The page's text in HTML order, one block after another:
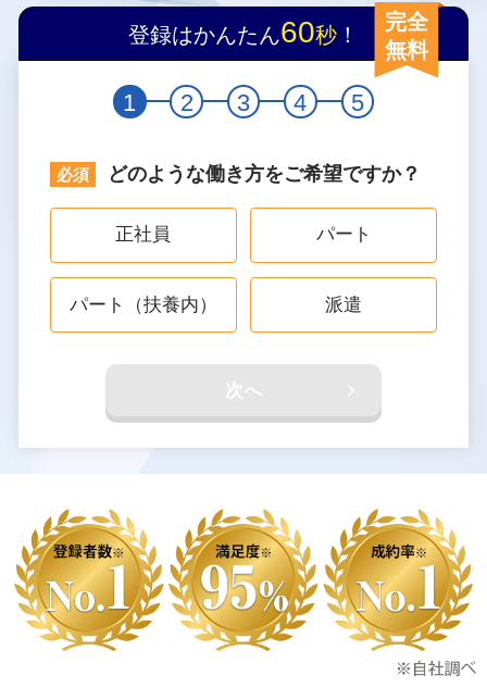
登録はかんたん60秒 ！
完全
無料
1 2 3 4 5
どのような働き方をご希望ですか？
正社員 パート
パート（扶養内） 派遣
次へ